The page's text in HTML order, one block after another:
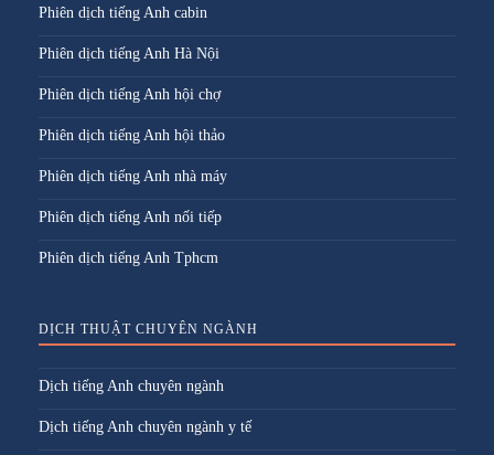
Phiên dịch tiếng Anh cabin
Phiên dịch tiếng Anh Hà Nội
Phiên dịch tiếng Anh hội chợ
Phiên dịch tiếng Anh hội thảo
Phiên dịch tiếng Anh nhà máy
Phiên dịch tiếng Anh nối tiếp
Phiên dịch tiếng Anh Tphcm
DỊCH THUẬT CHUYÊN NGÀNH
Dịch tiếng Anh chuyên ngành
Dịch tiếng Anh chuyên ngành y tế